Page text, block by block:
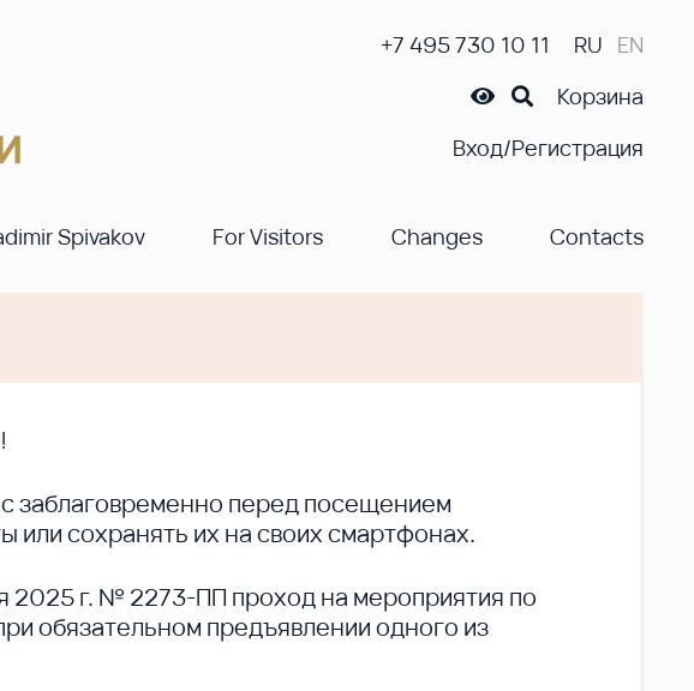
+7 495 730 10 11 RU EN
Корзина
Вход/Регистрация
Spivakov For Visitors Changes Contacts
заблаговременно перед посещением
или сохранять их на своих смартфонах.
2025 г. № 2273-ПП проход на мероприятия по
обязательном предъявлении одного из